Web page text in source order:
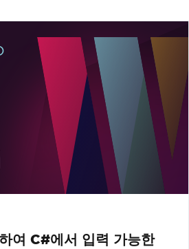
여 C#에서 입력 가능한